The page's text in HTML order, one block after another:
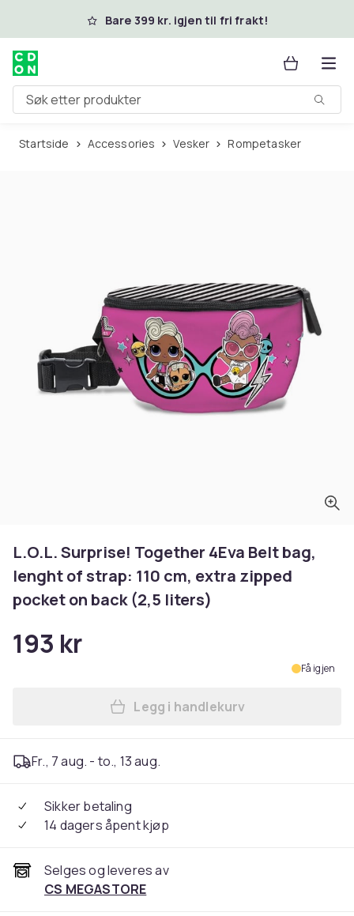
Hopp til hovedinnholdBare 399 kr. igjen til fri frakt!
Søk etter produkter
Startside Accessories Vesker Rompetasker
L.O.L. Surprise! Together 4Eva Belt bag,
lenght of strap: 110 cm, extra zipped
pocket on back (2,5 liters)
193 kr
Få igjen
Legg L.O.L. Surprise!
Legg i handlekurv
Fr., 7 aug. - to., 13 aug.
Sikker betaling
14 dagers åpent kjøp
Selges og leveres av
CS MEGASTORE